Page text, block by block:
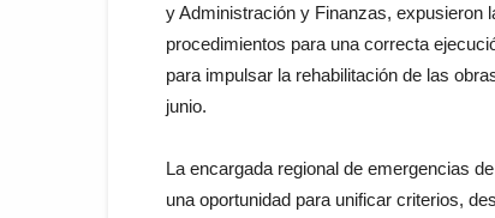
y Administración y Finanzas, expusieron
procedimientos para una correcta
para impulsar la rehabilitación de las
junio.
La encargada regional de emergencias
una oportunidad para unificar criterios,